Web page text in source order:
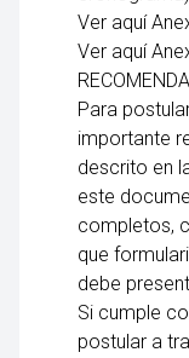
Ver aquí
Ver aquí
Para
importante
descrito en
este
completos,
que
debe
Si cumple
postular a